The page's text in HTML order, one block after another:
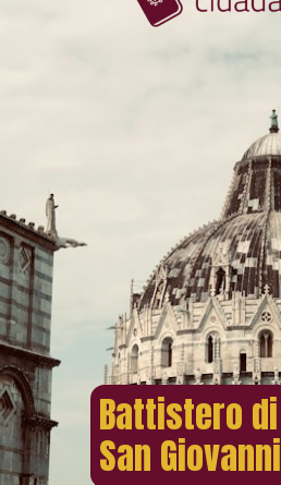
Battistero di
San Giovanni